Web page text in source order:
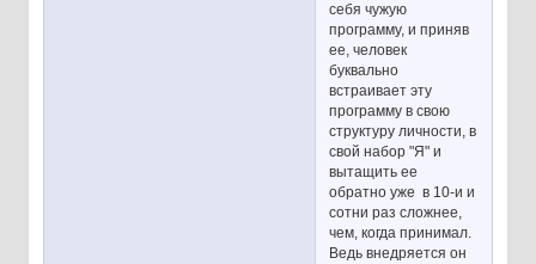
себя чужую
программу, и приняв
ее, человек
буквально
встраивает эту
программу в свою
структуру личности, в
свой набор "Я" и
вытащить ее
обратно уже в 10-и и
сотни раз сложнее,
чем, когда принимал.
Ведь внедряется он